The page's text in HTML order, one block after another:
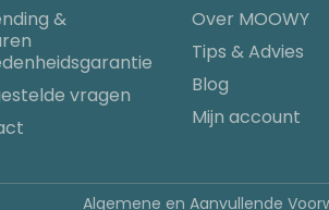
&
vragen
Over MOOWY
Tips & Advies
Blog
Mijn account
Algemene en Aanvullende